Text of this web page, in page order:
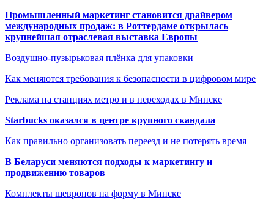
Промышленный маркетинг становится драйвером
международных продаж: в Роттердаме открылась
крупнейшая отраслевая выставка Европы
Воздушно-пузырьковая плёнка для упаковки
Как меняются требования к безопасности в цифровом мире
Реклама на станциях метро и в переходах в Минске
Starbucks оказался в центре крупного скандала
Как правильно организовать переезд и не потерять время
В Беларуси меняются подходы к маркетингу и
продвижению товаров
Комплекты шевронов на форму в Минске